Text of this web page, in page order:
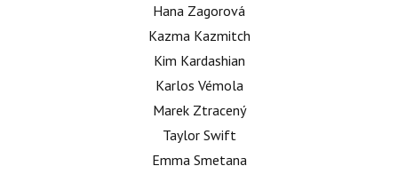
Hana Zagorová
Kazma Kazmitch
Kim Kardashian
Karlos Vémola
Marek Ztracený
Taylor Swift
Emma Smetana